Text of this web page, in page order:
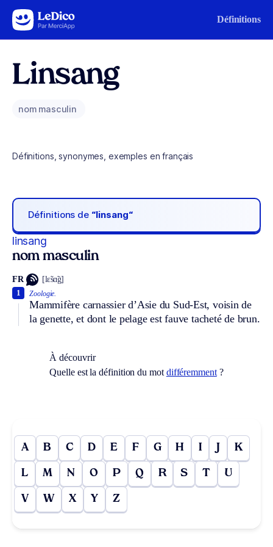
Aller au contenu Définitions
Linsang
nom masculin
Définitions, synonymes, exemples en français
Définitions de “linsang“
linsang
nom masculin
FR [lɛ̃sɑ̃g]
Zoologie.
Mammifère carnassier d’Asie du Sud-Est, voisin de
la genette, et dont le pelage est fauve tacheté de brun.
1
À découvrir
Quelle est la définition du mot différemment?
A B C D E F G H I J K
L M N O P Q R S T U
V W X Y Z